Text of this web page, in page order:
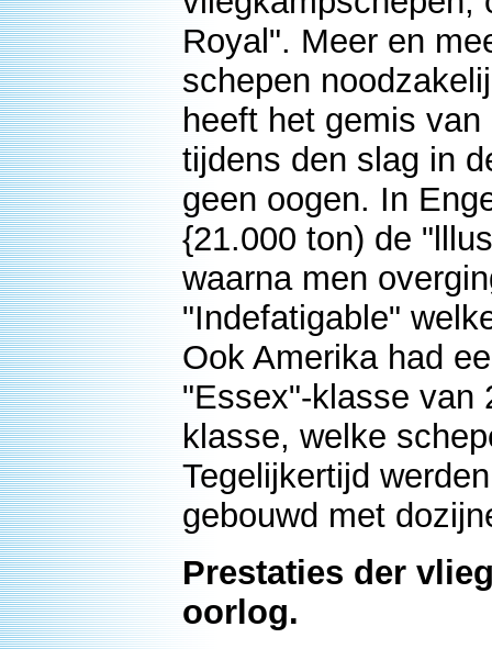
Royal". Meer en
schepen
heeft het gemis
tijdens den slag in
geen oogen. In
{21.000 ton) de
waarna men
"Indefatigable"
Ook Amerika had
"Essex"-klasse van
klasse, welke
Tegelijkertijd
gebouwd met
Prestaties der
oorlog.